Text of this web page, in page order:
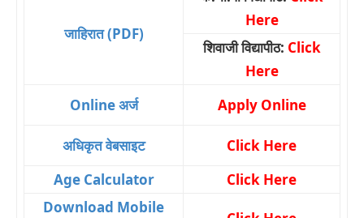
जाहिरात (PDF)
Here
शिवाजी विद्यापीठ: Click
Here
Online अर्ज
Apply Online
अधिकृत वेबसाइट
Click Here
Age Calculator
Click Here
Download Mobile